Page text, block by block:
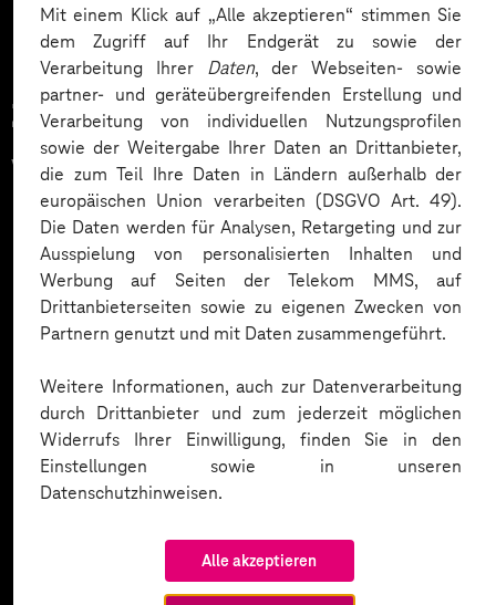
Mit einem Klick auf „Alle akzeptieren“ stimmen Sie
dem Zugriff auf Ihr Endgerät zu sowie der
Verarbeitung Ihrer Daten, der Webseiten- sowie
partner- und geräteübergreifenden Erstellung und
Verarbeitung von individuellen Nutzungsprofilen
sowie der Weitergabe Ihrer Daten an Drittanbieter,
die zum Teil Ihre Daten in Ländern außerhalb der
europäischen Union verarbeiten (DSGVO Art. 49).
Die Daten werden für Analysen, Retargeting und zur
Ausspielung von personalisierten Inhalten und
Werbung auf Seiten der Telekom MMS, auf
Drittanbieterseiten sowie zu eigenen Zwecken von
Partnern genutzt und mit Daten zusammengeführt.
Weitere Informationen, auch zur Datenverarbeitung
durch Drittanbieter und zum jederzeit möglichen
Widerrufs Ihrer Einwilligung, finden Sie in den
Einstellungen sowie in unseren
Datenschutzhinweisen.
Alle akzeptieren
Zahlreiche Unternehmen
vertrauen auf unsere
Expertise. Hier eine Auswahl: